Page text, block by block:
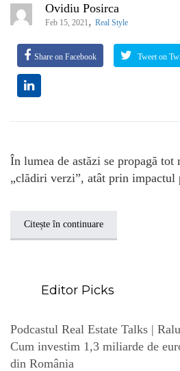
Ovidiu Posirca
Feb 15, 2021, Real Style
Share on Facebook Tweet on
În lumea de astăzi se propagă tot
„clădiri verzi”, atât prin impactul
Citește în continuare
Editor Picks
Podcastul Real Estate Talks |
Cum investim 1,3 miliarde de
din România